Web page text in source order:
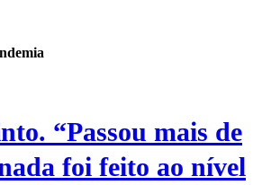
“Passou mais de
foi feito ao nível